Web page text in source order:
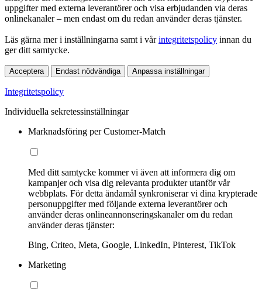
uppgifter med externa leverantörer och visa erbjudanden via deras
onlinekanaler – men endast om du redan använder deras tjänster.
Läs gärna mer i inställningarna samt i vårintegritetspolicy innan du
ger ditt samtycke.
Acceptera Endast nödvändiga Anpassa inställningar
Integritetspolicy
Individuella sekretessinställningar
Marknadsföring per Customer-Match
Med ditt samtycke kommer vi även att informera dig om
kampanjer och visa dig relevanta produkter utanför vår
webbplats. För detta ändamål synkroniserar vi dina krypterade
personuppgifter med följande externa leverantörer och
använder deras onlineannonseringskanaler om du redan
använder deras tjänster:
Bing, Criteo, Meta, Google, LinkedIn, Pinterest, TikTok
Marketing